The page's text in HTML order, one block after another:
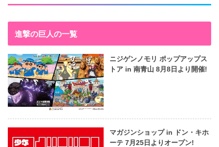
進撃の巨人の一覧
ニジゲンノモリ ポップアップス
トア in 南青山 8月8日より開催!
マガジンショップ in ドン・キホ
ーテ 7月25日よりオープン!